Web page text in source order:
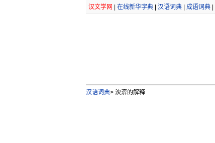
汉文学网 在线新华字典| 汉语词典| 成语词典|
汉语词典>泱渀的解释